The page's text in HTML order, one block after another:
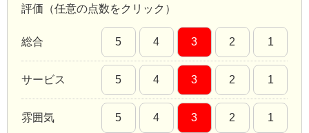
評価（任意の点数をクリック）
総合 5 4 3 2 1
サービス 5 4 3 2 1
雰囲気 5 4 3 2 1